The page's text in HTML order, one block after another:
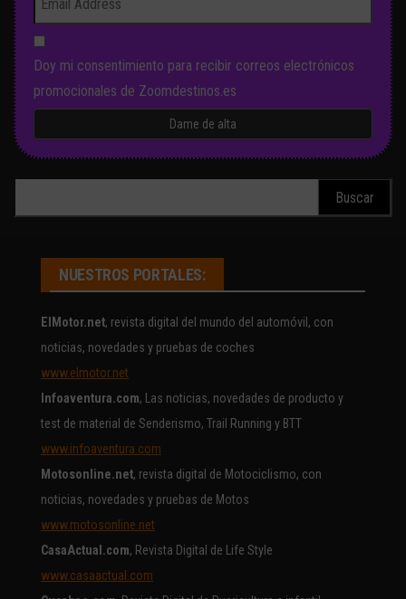
Doy mi consentimiento para recibir correos electrónicos
promocionales de Zoomdestinos.es
NUESTROS PORTALES:
ElMotor.net, revista digital del mundo del automóvil, con
noticias, novedades y pruebas de coches
www.elmotor.net
Infoaventura.com, Las noticias, novedades de producto y
test de material de Senderismo, Trail Running y BTT
www.infoaventura.com
Motosonline.net, revista digital de Motociclismo, con
noticias, novedades y pruebas de Motos
www.motosonline.net
CasaActual.com, Revista Digital de Life Style
www.casaactual.com